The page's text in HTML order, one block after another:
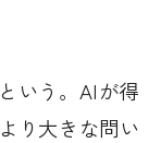
いう。AIが得
り大きな問い